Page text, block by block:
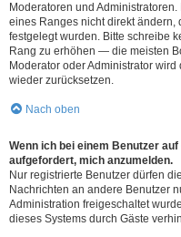
Moderatoren und
eines Ranges nicht direkt ändern,
festgelegt wurden. Bitte schreibe
Rang zu erhöhen — die meisten
Moderator oder Administrator
wieder zurücksetzen.
Nach oben
Wenn ich bei einem Benutzer
aufgefordert, mich anzumelden.
Nur registrierte Benutzer dürfen
Nachrichten an andere Benutzer
Administration freigeschaltet
dieses Systems durch Gäste